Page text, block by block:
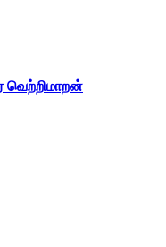
வெற்றிமாறன்